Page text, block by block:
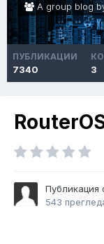
A group blog
ПУБЛИКАЦИИ
7340 3
Публикация
543